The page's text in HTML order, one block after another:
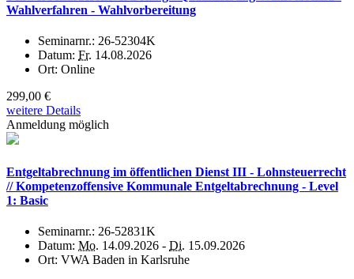
Wahlverfahren - Wahlvorbereitung
Seminarnr.: 26-52304K
Datum: Fr. 14.08.2026
Ort: Online
299,00 €
weitere Details
Anmeldung möglich
Entgeltabrechnung im öffentlichen Dienst III - Lohnsteuerrecht
// Kompetenzoffensive Kommunale Entgeltabrechnung - Level
1: Basic
Seminarnr.: 26-52831K
Datum: Mo. 14.09.2026 - Di. 15.09.2026
Ort: VWA Baden in Karlsruhe